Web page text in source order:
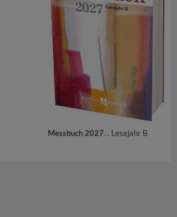
Messbuch 2027. . Lesejahr B